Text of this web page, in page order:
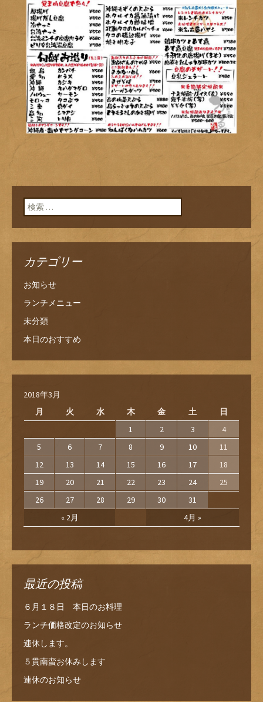
検索:
カテゴリー
お知らせ
ランチメニュー
未分類
本日のおすすめ
2018年3月
月
火 水 木 金 土 日
« 2月 4月 »
1 2 3
4
5
6 7 8 9 10
11
12
13 14 15 16 17
18
19
20 21 22 23 24
25
26
27 28 29 30 31
最近の投稿
６月１８日 本日のお料理
ランチ価格改定のお知らせ
連休します。
５貫南蛮お休みします
連休のお知らせ